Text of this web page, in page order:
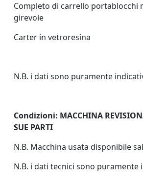
Completo di carrello portablocchi
girevole
Carter in vetroresina
N.B. i dati sono puramente
Condizioni: MACCHINA
SUE PARTI
N.B. Macchina usata disponibile
N.B. i dati tecnici sono puramente